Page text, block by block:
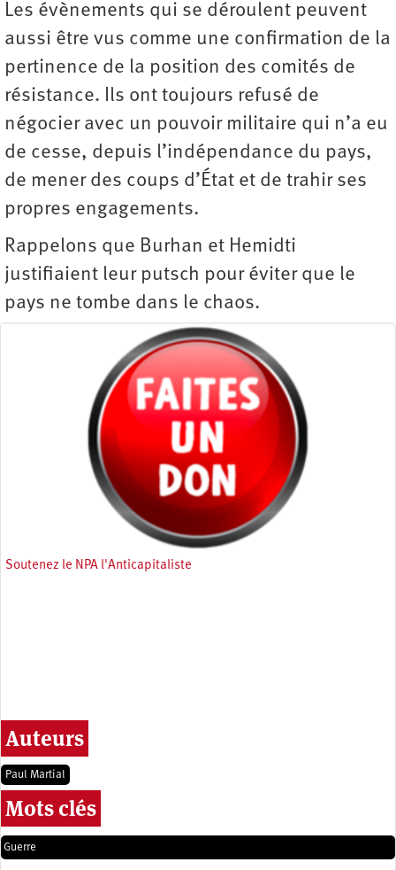
Les évènements qui se déroulent peuvent
aussi être vus comme une confirmation de la
pertinence de la position des comités de
résistance. Ils ont toujours refusé de
négocier avec un pouvoir militaire qui n’a eu
de cesse, depuis l’indépendance du pays,
de mener des coups d’État et de trahir ses
propres engagements.
Rappelons que Burhan et Hemidti
justifiaient leur putsch pour éviter que le
pays ne tombe dans le chaos.
Soutenez le NPA l'Anticapitaliste
Auteurs
Paul Martial
Mots clés
Guerre